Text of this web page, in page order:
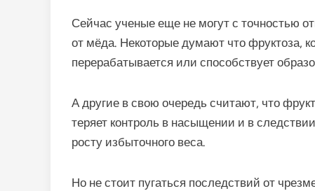
Сейчас ученые еще не могут с точностью
от мёда. Некоторые думают что фруктоза,
перерабатывается или способствует
А другие в свою очередь считают, что
теряет контроль в насыщении и в
росту избыточного веса.
Но не стоит пугаться последствий от